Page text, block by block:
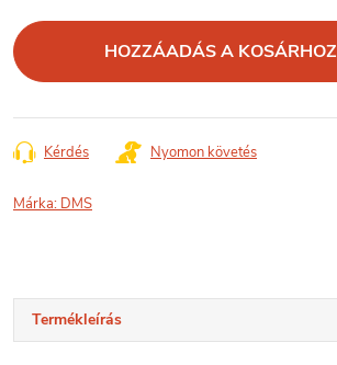
HOZZÁADÁS A KOSÁRHOZ
Kérdés Nyomon követés
Márka: DMS
Termékleírás